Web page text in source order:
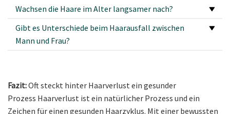
Wachsen die Haare im Alter langsamer nach?
Gibt es Unterschiede beim Haarausfall zwischen
Mann und Frau?
Fazit:Oft steckt hinter Haarverlust ein gesunder
Prozess Haarverlust ist ein natürlicher Prozess und ein
Zeichen für einen gesunden Haarzyklus. Mit einer bewussten